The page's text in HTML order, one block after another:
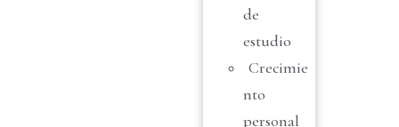
de
estudio
Crecimie
nto
personal